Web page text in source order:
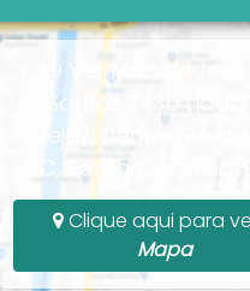
Av Ver Manoel José
Santos, 1436 (lado
Igreja), Centro,
SC, Santa Catarina,
Clique aqui para
Mapa